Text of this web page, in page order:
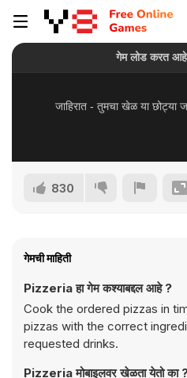
830
गेमची माहिती
Pizzeria हा गेम कश्याबद्दल आहे ?
Cook the ordered pizzas in
pizzas with the correct
requested drinks.
Pizzeria मोबाइलवर खेळता येतो का